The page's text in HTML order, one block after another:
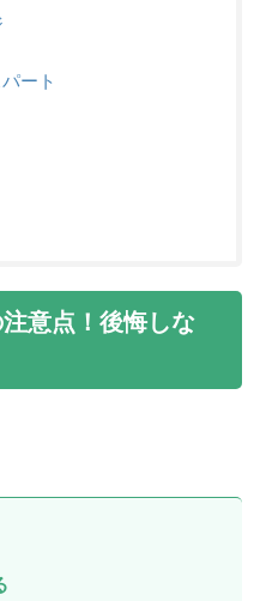
ート
意点！後悔しな